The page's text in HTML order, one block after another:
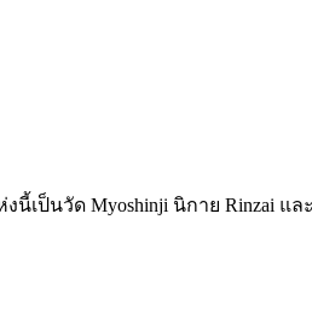
งนี้เป็นวัด Myoshinji นิกาย Rinzai แ